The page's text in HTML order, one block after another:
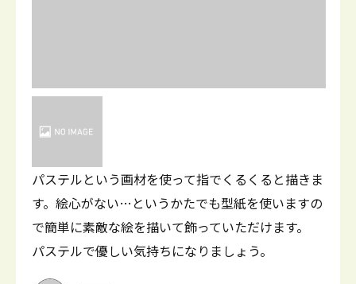
パステルという画材を使って指でくるくると描きま
す。絵心がない…というかたでも型紙を使いますの
で簡単に素敵な絵を描いて飾っていただけます。
パステルで優しい気持ちになりましょう。